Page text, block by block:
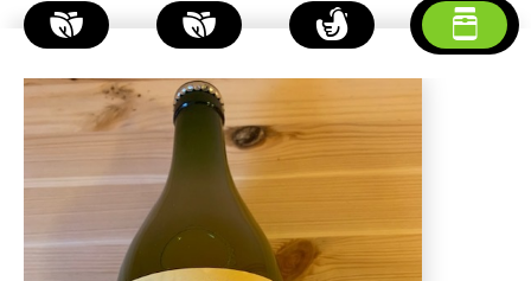
PLANTES
D'AUTOMNE
FLEURS
ET
PLANTS
DE
PRINTEMPS
ET
PINTADES